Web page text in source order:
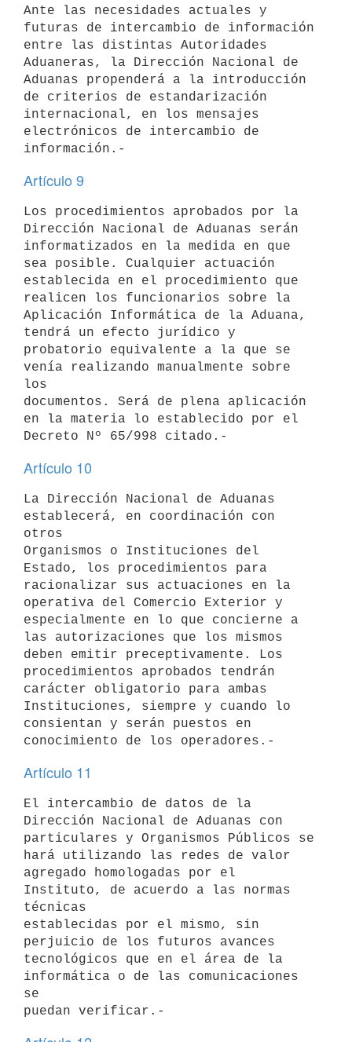
Ante las necesidades actuales y
futuras de intercambio de información
entre las distintas Autoridades
Aduaneras, la Dirección Nacional de
Aduanas propenderá a la introducción
de criterios de estandarización
internacional, en los mensajes
electrónicos de intercambio de
Artículo 9
Los procedimientos aprobados por la
Dirección Nacional de Aduanas serán
informatizados en la medida en que
sea posible. Cualquier actuación
establecida en el procedimiento que
realicen los funcionarios sobre la
Aplicación Informática de la Aduana,
tendrá un efecto jurídico y
probatorio equivalente a la que se
venía realizando manualmente sobre
los
documentos. Será de plena aplicación
en la materia lo establecido por el
Artículo 10
La Dirección Nacional de Aduanas
establecerá, en coordinación con
otros
Organismos o Instituciones del
Estado, los procedimientos para
racionalizar sus actuaciones en la
operativa del Comercio Exterior y
especialmente en lo que concierne a
las autorizaciones que los mismos
deben emitir preceptivamente. Los
procedimientos aprobados tendrán
carácter obligatorio para ambas
Instituciones, siempre y cuando lo
consientan y serán puestos en
Artículo 11
El intercambio de datos de la
Dirección Nacional de Aduanas con
particulares y Organismos Públicos se
hará utilizando las redes de valor
agregado homologadas por el
Instituto, de acuerdo a las normas
técnicas
establecidas por el mismo, sin
perjuicio de los futuros avances
tecnológicos que en el área de la
informática o de las comunicaciones
se